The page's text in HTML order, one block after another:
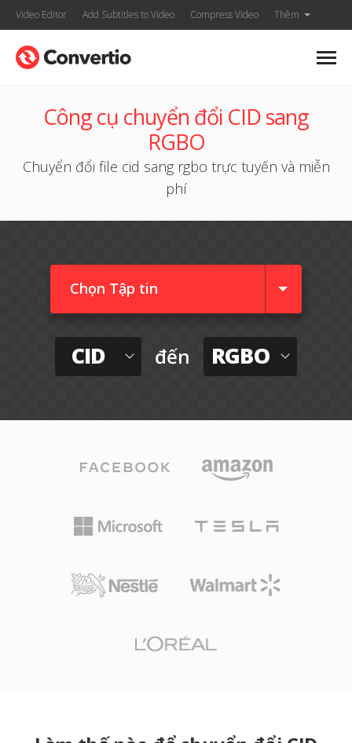
Video Editor Add Subtitles to Video Compress Video Thêm
Công cụ chuyển đổi CID sang
RGBO
Chuyển đổi file cid sang rgbo trực tuyến và miễn
phí
Chọn Tập tin
CID đến RGBO